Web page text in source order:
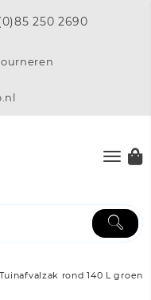
250 2690
rond 140 L groen